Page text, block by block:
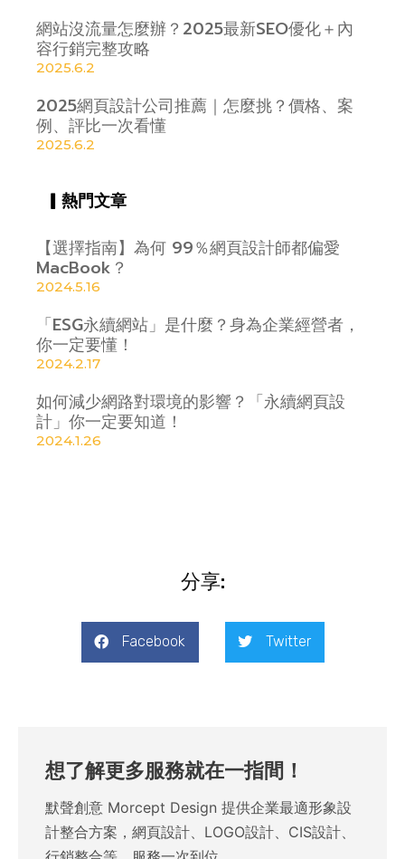
網站沒流量怎麼辦？2025最新SEO優化＋內
容行銷完整攻略
2025.6.2
2025網頁設計公司推薦｜怎麼挑？價格、案
例、評比一次看懂
2025.6.2
▎熱門文章
【選擇指南】為何 99％網頁設計師都偏愛
MacBook？
2024.5.16
「ESG永續網站」是什麼？身為企業經營者，
你一定要懂！
2024.2.17
如何減少網路對環境的影響？「永續網頁設
計」你一定要知道！
2024.1.26
分享:
Facebook Twitter
想了解更多服務就在一指間！
默聲創意 Morcept Design 提供企業最適形象設
計整合方案，網頁設計、LOGO設計、CIS設計、